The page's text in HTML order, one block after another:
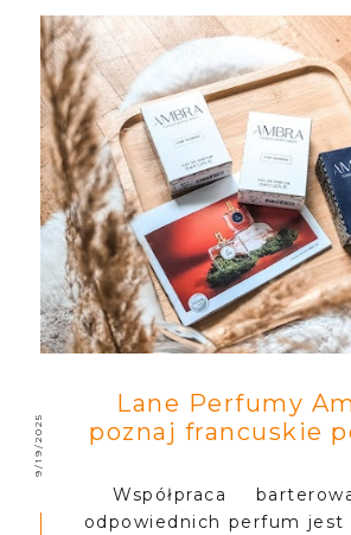
9/19/2025
Lane Perfumy
poznaj francuskie
Współpraca
odpowiednich perfum jest